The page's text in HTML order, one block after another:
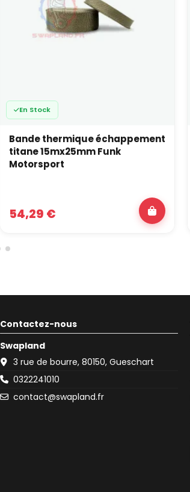
En Stock
Bande thermique échappement
titane 15mx25mm Funk
Motorsport
54,29 €
Contactez-nous
Swapland
3 rue de bourre, 80150, Gueschart
0322241010
contact@swapland.fr